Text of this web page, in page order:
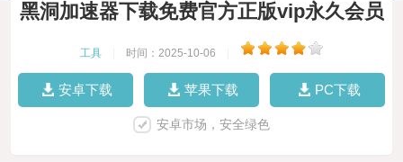
黑洞加速器下载免费官方正版vip永久会员
工具 时间：2025-10-06
安卓下载 苹果下载 PC下载
安卓市场，安全绿色